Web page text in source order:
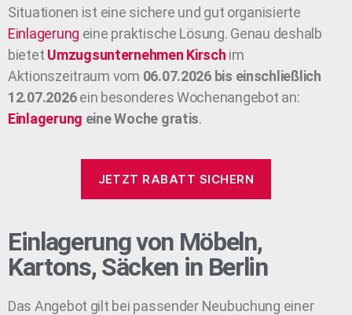
Situationen ist eine sichere und gut organisierte
Einlagerung eine praktische Lösung. Genau deshalb
bietet Umzugsunternehmen Kirsch im
Aktionszeitraum vom 06.07.2026 bis einschließlich
12.07.2026ein besonderes Wochenangebot an:
Einlagerung eine Woche gratis.
JETZT RABATT SICHERN
Einlagerung von Möbeln,
Kartons, Säcken in Berlin
Das Angebot gilt bei passender Neubuchung einer